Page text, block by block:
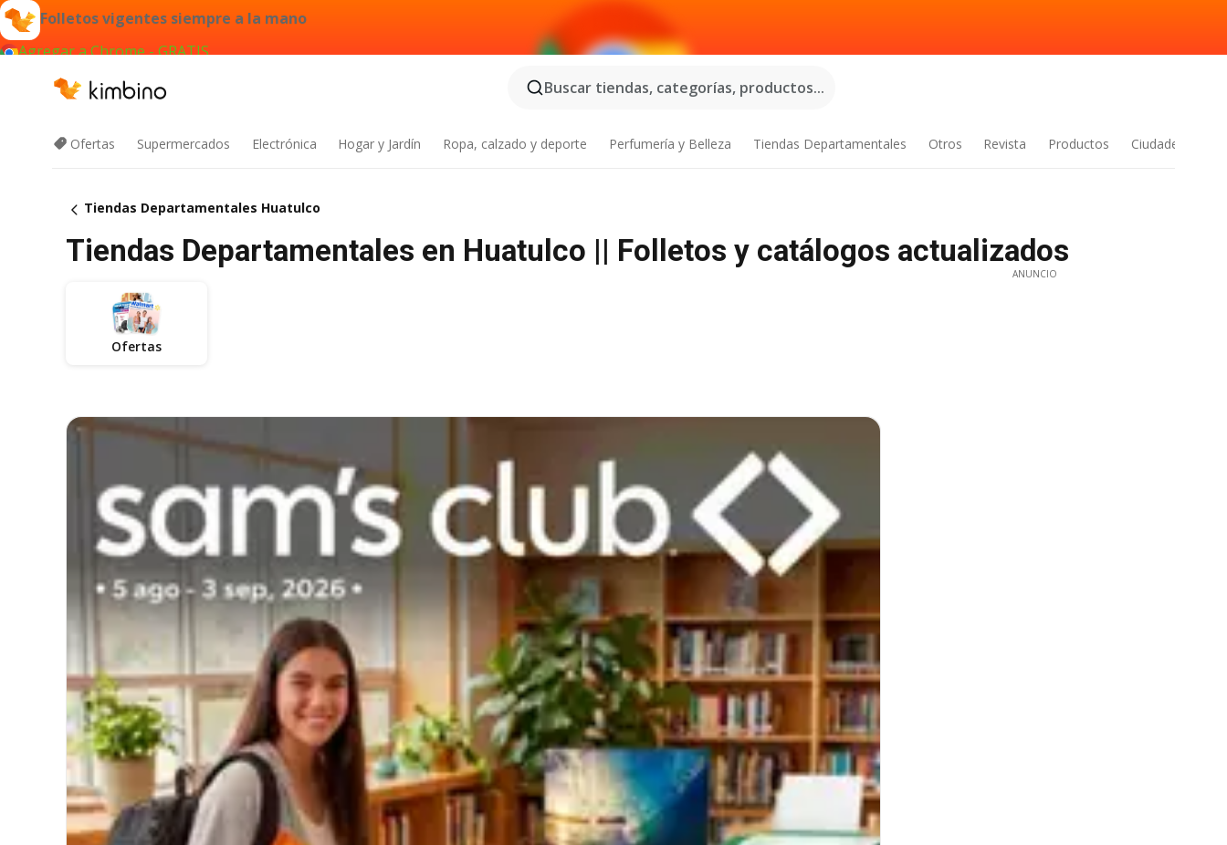
Folletos vigentes siempre a la mano
Agregar a Chrome - GRATIS
Buscar tiendas, categorías, productos...
Ofertas Supermercados Electrónica Hogar y Jardín Ropa, calzado y deporte Perfumería y Belleza Tiendas Departamentales Otros Revista Productos Ciudades
Tiendas Departamentales Huatulco
Tiendas Departamentales en Huatulco || Folletos y catálogos actualizados
Ofertas
ANUNCIO